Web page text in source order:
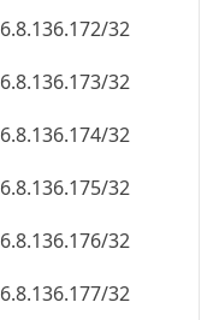
6.8.136.172/32
6.8.136.173/32
6.8.136.174/32
6.8.136.175/32
6.8.136.176/32
6.8.136.177/32